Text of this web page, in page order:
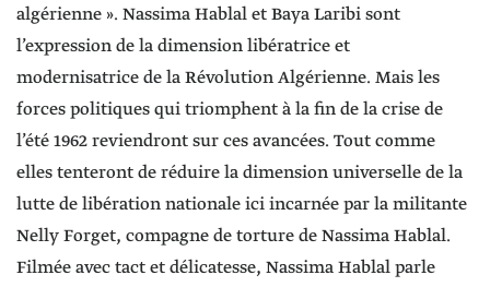
algérienne ». Nassima Hablal et Baya Laribi sont
l’expression de la dimension libératrice et
modernisatrice de la Révolution Algérienne. Mais les
forces politiques qui triomphent à la fin de la crise de
l’été 1962 reviendront sur ces avancées. Tout comme
elles tenteront de réduire la dimension universelle de la
lutte de libération nationale ici incarnée par la militante
Nelly Forget, compagne de torture de Nassima Hablal.
Filmée avec tact et délicatesse, Nassima Hablal parle